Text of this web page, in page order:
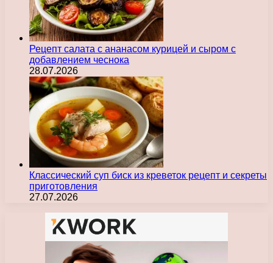
Рецепт салата с ананасом курицей и сыром с
добавлением чеснока
28.07.2026
Классический суп биск из креветок рецепт и секреты
приготовления
27.07.2026